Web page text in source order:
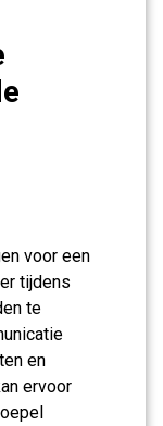
voor een
tijdens
te
en
ervoor